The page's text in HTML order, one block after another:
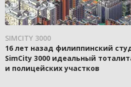
SIMCITY 3000
16 лет назад филиппинский
SimCity 3000 идеальный
и полицейских участков